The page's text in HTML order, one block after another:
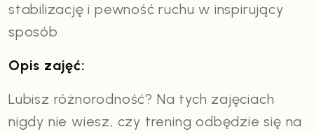
stabilizację i pewność ruchu w inspirujący
sposób
Opis zajęć:
Lubisz różnorodność? Na tych zajęciach
nigdy nie wiesz, czy trening odbędzie się na